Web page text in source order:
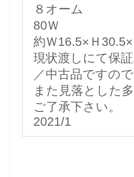
８オーム
80Ｗ
約Ｗ16.5×Ｈ
現状渡しにて保
／中古品ですの
また見落とした
ご了承下さい。
2021/1